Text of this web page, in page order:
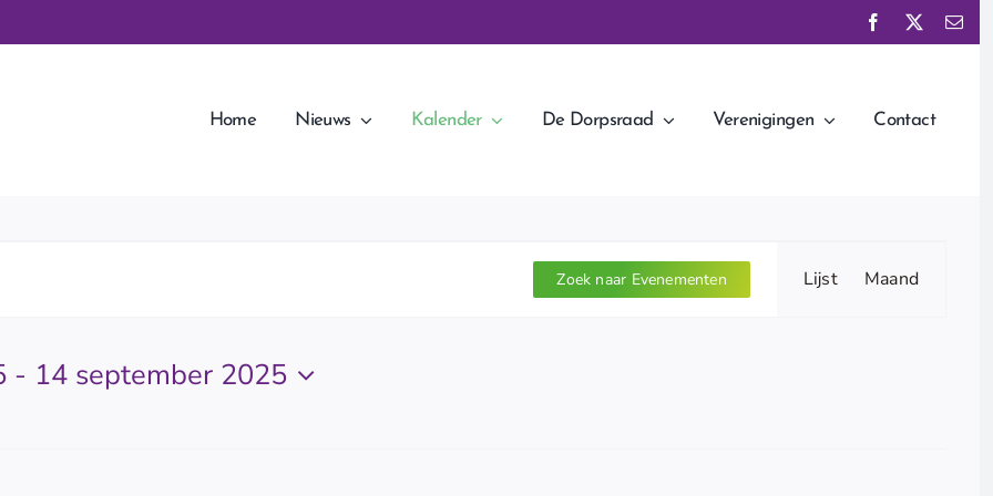
Home Nieuws Kalender De Dorpsraad Verenigingen Contact
Zoek naar Evenementen
weergaven
Lijst Maand
- 14 september 2025